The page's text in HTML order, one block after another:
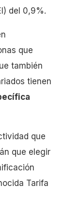
del 0,9%.
que
también
tienen
que
que elegir
Tarifa